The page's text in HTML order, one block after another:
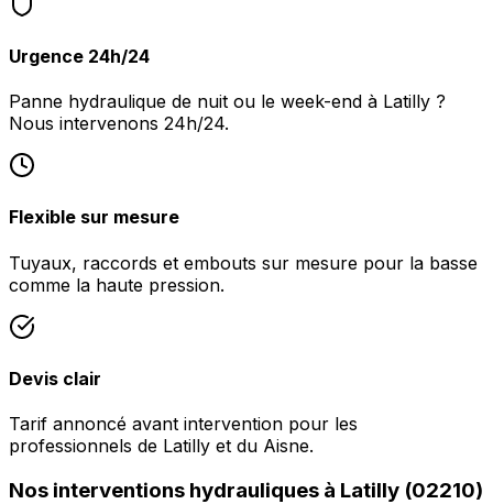
Urgence 24h/24
Panne hydraulique de nuit ou le week-end à Latilly ?
Nous intervenons 24h/24.
Flexible sur mesure
Tuyaux, raccords et embouts sur mesure pour la basse
comme la haute pression.
Devis clair
Tarif annoncé avant intervention pour les
professionnels de Latilly et du Aisne.
Nos interventions hydrauliques à Latilly (02210)